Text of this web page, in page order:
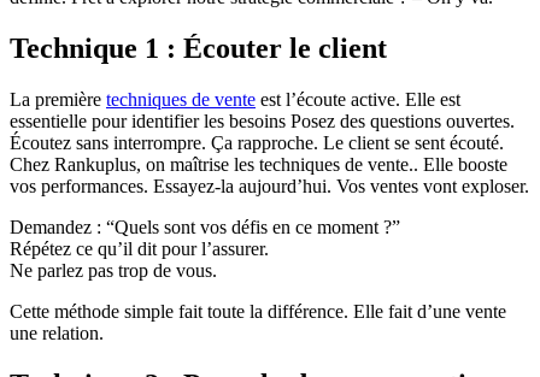
Technique 1 : Écouter le client
La première techniques de vente est l’écoute active. Elle est
essentielle pour identifier les besoins Posez des questions ouvertes.
Écoutez sans interrompre. Ça rapproche. Le client se sent écouté.
Chez Rankuplus, on maîtrise les techniques de vente.. Elle booste
vos performances. Essayez-la aujourd’hui. Vos ventes vont exploser.
Demandez : “Quels sont vos défis en ce moment ?”
Répétez ce qu’il dit pour l’assurer.
Ne parlez pas trop de vous.
Cette méthode simple fait toute la différence. Elle fait d’une vente
une relation.